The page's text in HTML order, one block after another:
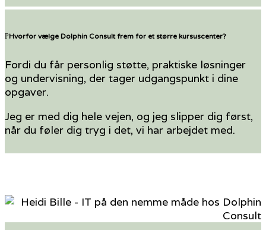
Hvorfor vælge Dolphin Consult frem for et større kursuscenter?
Fordi du får personlig støtte, praktiske løsninger
og undervisning, der tager udgangspunkt i dine
opgaver.
Jeg er med dig hele vejen, og jeg slipper dig først,
når du føler dig tryg i det, vi har arbejdet med.